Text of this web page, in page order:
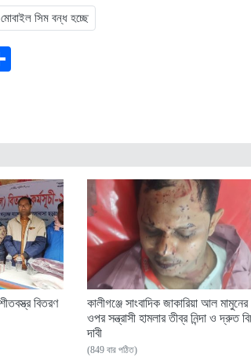
সিম বন্ধ হচ্ছে
বিতরণ
কালীগঞ্জে সাংবাদিক জাকারিয়া আল মামুনের
ওপর সন্ত্রাসী হামলার তীব্র নিন্দা ও দ্রুত
দাবী
(849 বার পঠিত)